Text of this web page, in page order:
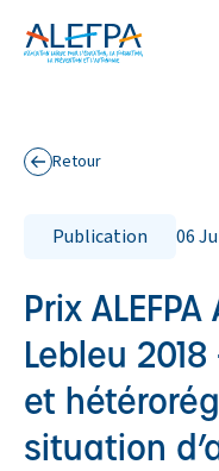
Aller au contenu principal
Retour
aux publications
Publication 06
Prix
Lebleu
et
situation